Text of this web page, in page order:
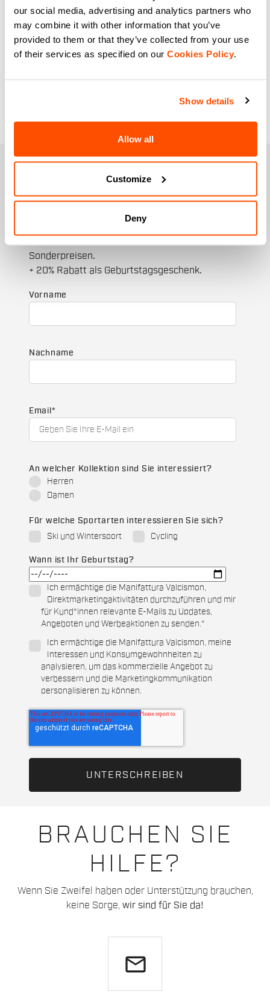
our social media, advertising and analytics partners who
may combine it with other information that you’ve
provided to them or that they’ve collected from your use
of their services as specified on our Cookies Policy.
Show details
Allow all
Customize
Deny
Die beste Auswahl an Thermoshirts für
Damen für jede Herausforderung im
Schnee. Die leichten und atmungsaktiven
Thermoshirts für Damen sind für
BRAUCHEN SIE
HILFE?
Wenn Sie Zweifel haben oder Unterstützung brauchen,
keine Sorge, wir sind für Sie da!
email
WERDEN SIE MITGLIED DER
SPORTFUL-FAMILIE
+ Erhalte 15% Rabatt auf deine erste Bestellung
Sonderpreisen.
+ 20% Rabatt als Geburtstagsgeschenk.
Vorname
Nachname
Email *
An welcher Kollektion sind Sie interessiert?
Herren
Damen
Für welche Sportarten interessieren Sie sich?
Ski und Wintersport
Cycling
Wann ist Ihr Geburtstag?
Ich ermächtige die Manifattura Valcismon,
Direktmarketingaktivitäten durchzuführen und mir
für Kund*innen relevante E-Mails zu Updates,
Angeboten und Werbeaktionen zu senden.*
Ich ermächtige die Manifattura Valcismon, meine
Interessen und Konsumgewohnheiten zu
analysieren, um das kommerzielle Angebot zu
verbessern und die Marketingkommunikation
personalisieren zu können.